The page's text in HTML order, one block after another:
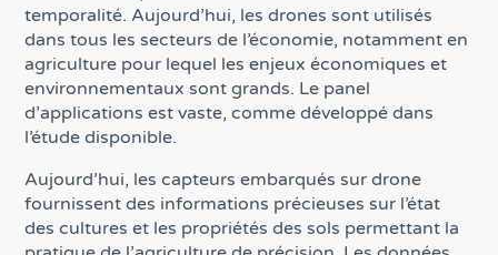
temporalité. Aujourd’hui, les drones sont utilisés
dans tous les secteurs de l’économie, notamment en
agriculture pour lequel les enjeux économiques et
environnementaux sont grands. Le panel
d’applications est vaste, comme développé dans
l’étude disponible.
Aujourd’hui, les capteurs embarqués sur drone
fournissent des informations précieuses sur l’état
des cultures et les propriétés des sols permettant la